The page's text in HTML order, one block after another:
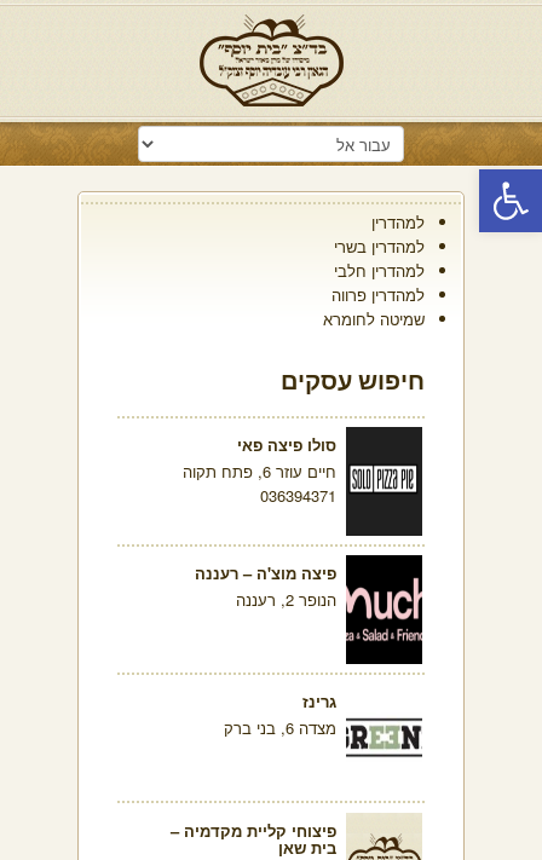
פתח סרגל נגישות
למהדרין
למהדרין בשרי
למהדרין חלבי
למהדרין פרווה
שמיטה לחומרא
חיפוש עסקים
סולו פיצה פאי
חיים עוזר 6, פתח תקוה
036394371
פיצה מוצ'ה – רעננה
הנופר 2, רעננה
גרינז
מצדה 6, בני ברק
פיצוחי קליית מקדמיה –
בית שאן